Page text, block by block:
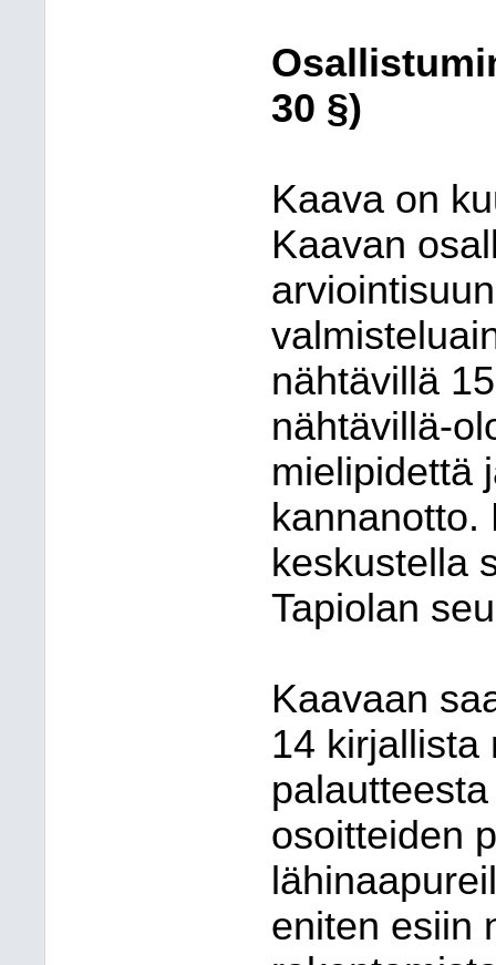
30 §)
Kaava on
Kaavan
nähtävillä
nähtävillä-
mielipidettä
keskustella
Tapiolan
Kaavaan
14 kirjallista
osoitteiden
eniten esiin